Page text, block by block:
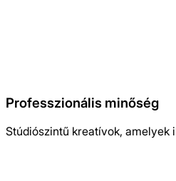
Professzionális minőség
Stúdiószintű kreatívok, amelyek